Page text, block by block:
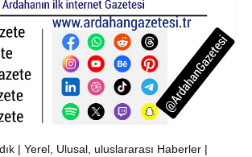
| Yerel, Ulusal, uluslararası Haberler |